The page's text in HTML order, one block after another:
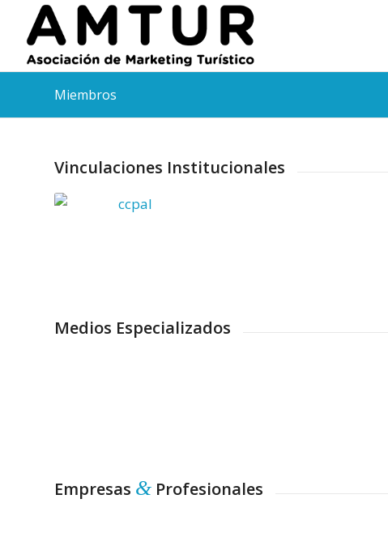
Miembros
Vinculaciones Institucionales
Medios Especializados
Empresas & Profesionales